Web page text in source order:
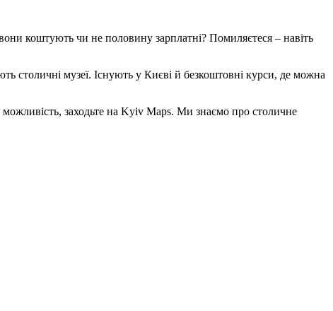
вони коштують чи не половину зарплатні? Помиляєтеся – навіть
столичні музеї. Існують у Києві й безкоштовні курси, де можна
заходьте на Kyiv Maps. Ми знаємо про столичне